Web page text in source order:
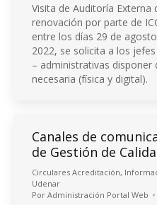
Visita de Auditoría Externa
renovación por parte de
entre los días 29 de
2022, se solicita a los
– administrativas
necesaria (física y digital).
Canales de
de Gestión de
Circulares Acreditación,
Udenar
Por Administración Portal Web